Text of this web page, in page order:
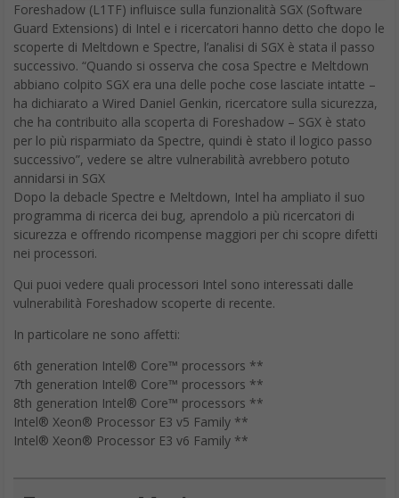
Foreshadow (L1TF) influisce sulla funzionalità SGX (Software
Guard Extensions) di Intel e i ricercatori hanno detto che dopo le
scoperte di Meltdown e Spectre, l’analisi di SGX è stata il passo
successivo. “Quando si osserva che cosa Spectre e Meltdown
abbiano colpito SGX era una delle poche cose lasciate intatte –
ha dichiarato a Wired Daniel Genkin, ricercatore sulla sicurezza,
che ha contribuito alla scoperta di Foreshadow – SGX è stato
per lo più risparmiato da Spectre, quindi è stato il logico passo
successivo”, vedere se altre vulnerabilità avrebbero potuto
annidarsi in SGX
Dopo la debacle Spectre e Meltdown, Intel ha ampliato il suo
programma di ricerca dei bug, aprendolo a più ricercatori di
sicurezza e offrendo ricompense maggiori per chi scopre difetti
nei processori.
Qui puoi vedere quali processori Intel sono interessati dalle
vulnerabilità Foreshadow scoperte di recente.
In particolare ne sono affetti:
6th generation Intel® Core™ processors **
7th generation Intel® Core™ processors **
8th generation Intel® Core™ processors **
Intel® Xeon® Processor E3 v5 Family **
Intel® Xeon® Processor E3 v6 Family **